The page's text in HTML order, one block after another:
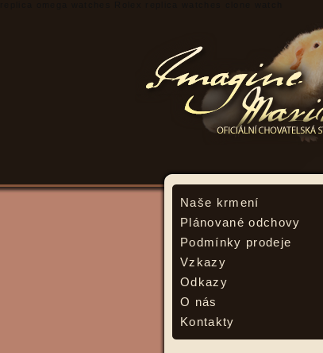
Naše krmení
Plánované odchovy
Podmínky prodeje
Vzkazy
Odkazy
O nás
Kontakty